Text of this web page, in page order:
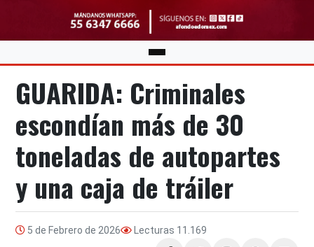
GUARIDA: Criminales
escondían más de 30
toneladas de autopartes
y una caja de tráiler
5 de Febrero de 2026 Lecturas 11.169